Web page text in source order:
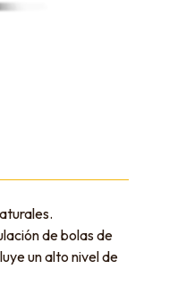
de bolas de
un alto nivel de